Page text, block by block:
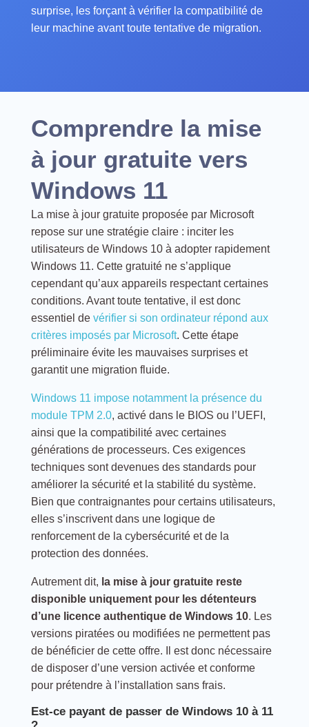
surprise, les forçant à vérifier la compatibilité de
leur machine avant toute tentative de migration.
Comprendre la mise
à jour gratuite vers
Windows 11
La mise à jour gratuite proposée par Microsoft
repose sur une stratégie claire : inciter les
utilisateurs de Windows 10 à adopter rapidement
Windows 11. Cette gratuité ne s’applique
cependant qu’aux appareils respectant certaines
conditions. Avant toute tentative, il est donc
essentiel de vérifier si son ordinateur répond aux
critères imposés par Microsoft. Cette étape
préliminaire évite les mauvaises surprises et
garantit une migration fluide.
Windows 11 impose notamment la présence du
module TPM 2.0, activé dans le BIOS ou l’UEFI,
ainsi que la compatibilité avec certaines
générations de processeurs. Ces exigences
techniques sont devenues des standards pour
améliorer la sécurité et la stabilité du système.
Bien que contraignantes pour certains utilisateurs,
elles s’inscrivent dans une logique de
renforcement de la cybersécurité et de la
protection des données.
Autrement dit, la mise à jour gratuite reste
disponible uniquement pour les détenteurs
d’une licence authentique de Windows 10. Les
versions piratées ou modifiées ne permettent pas
de bénéficier de cette offre. Il est donc nécessaire
de disposer d’une version activée et conforme
pour prétendre à l’installation sans frais.
Est-ce payant de passer de Windows 10 à 11